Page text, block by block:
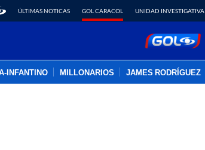
ÚLTIMAS NOTICAS GOL CARACOL UNIDAD INVESTIGATIVA
INFANTINO MILLONARIOS JAMES RODRÍGUEZ